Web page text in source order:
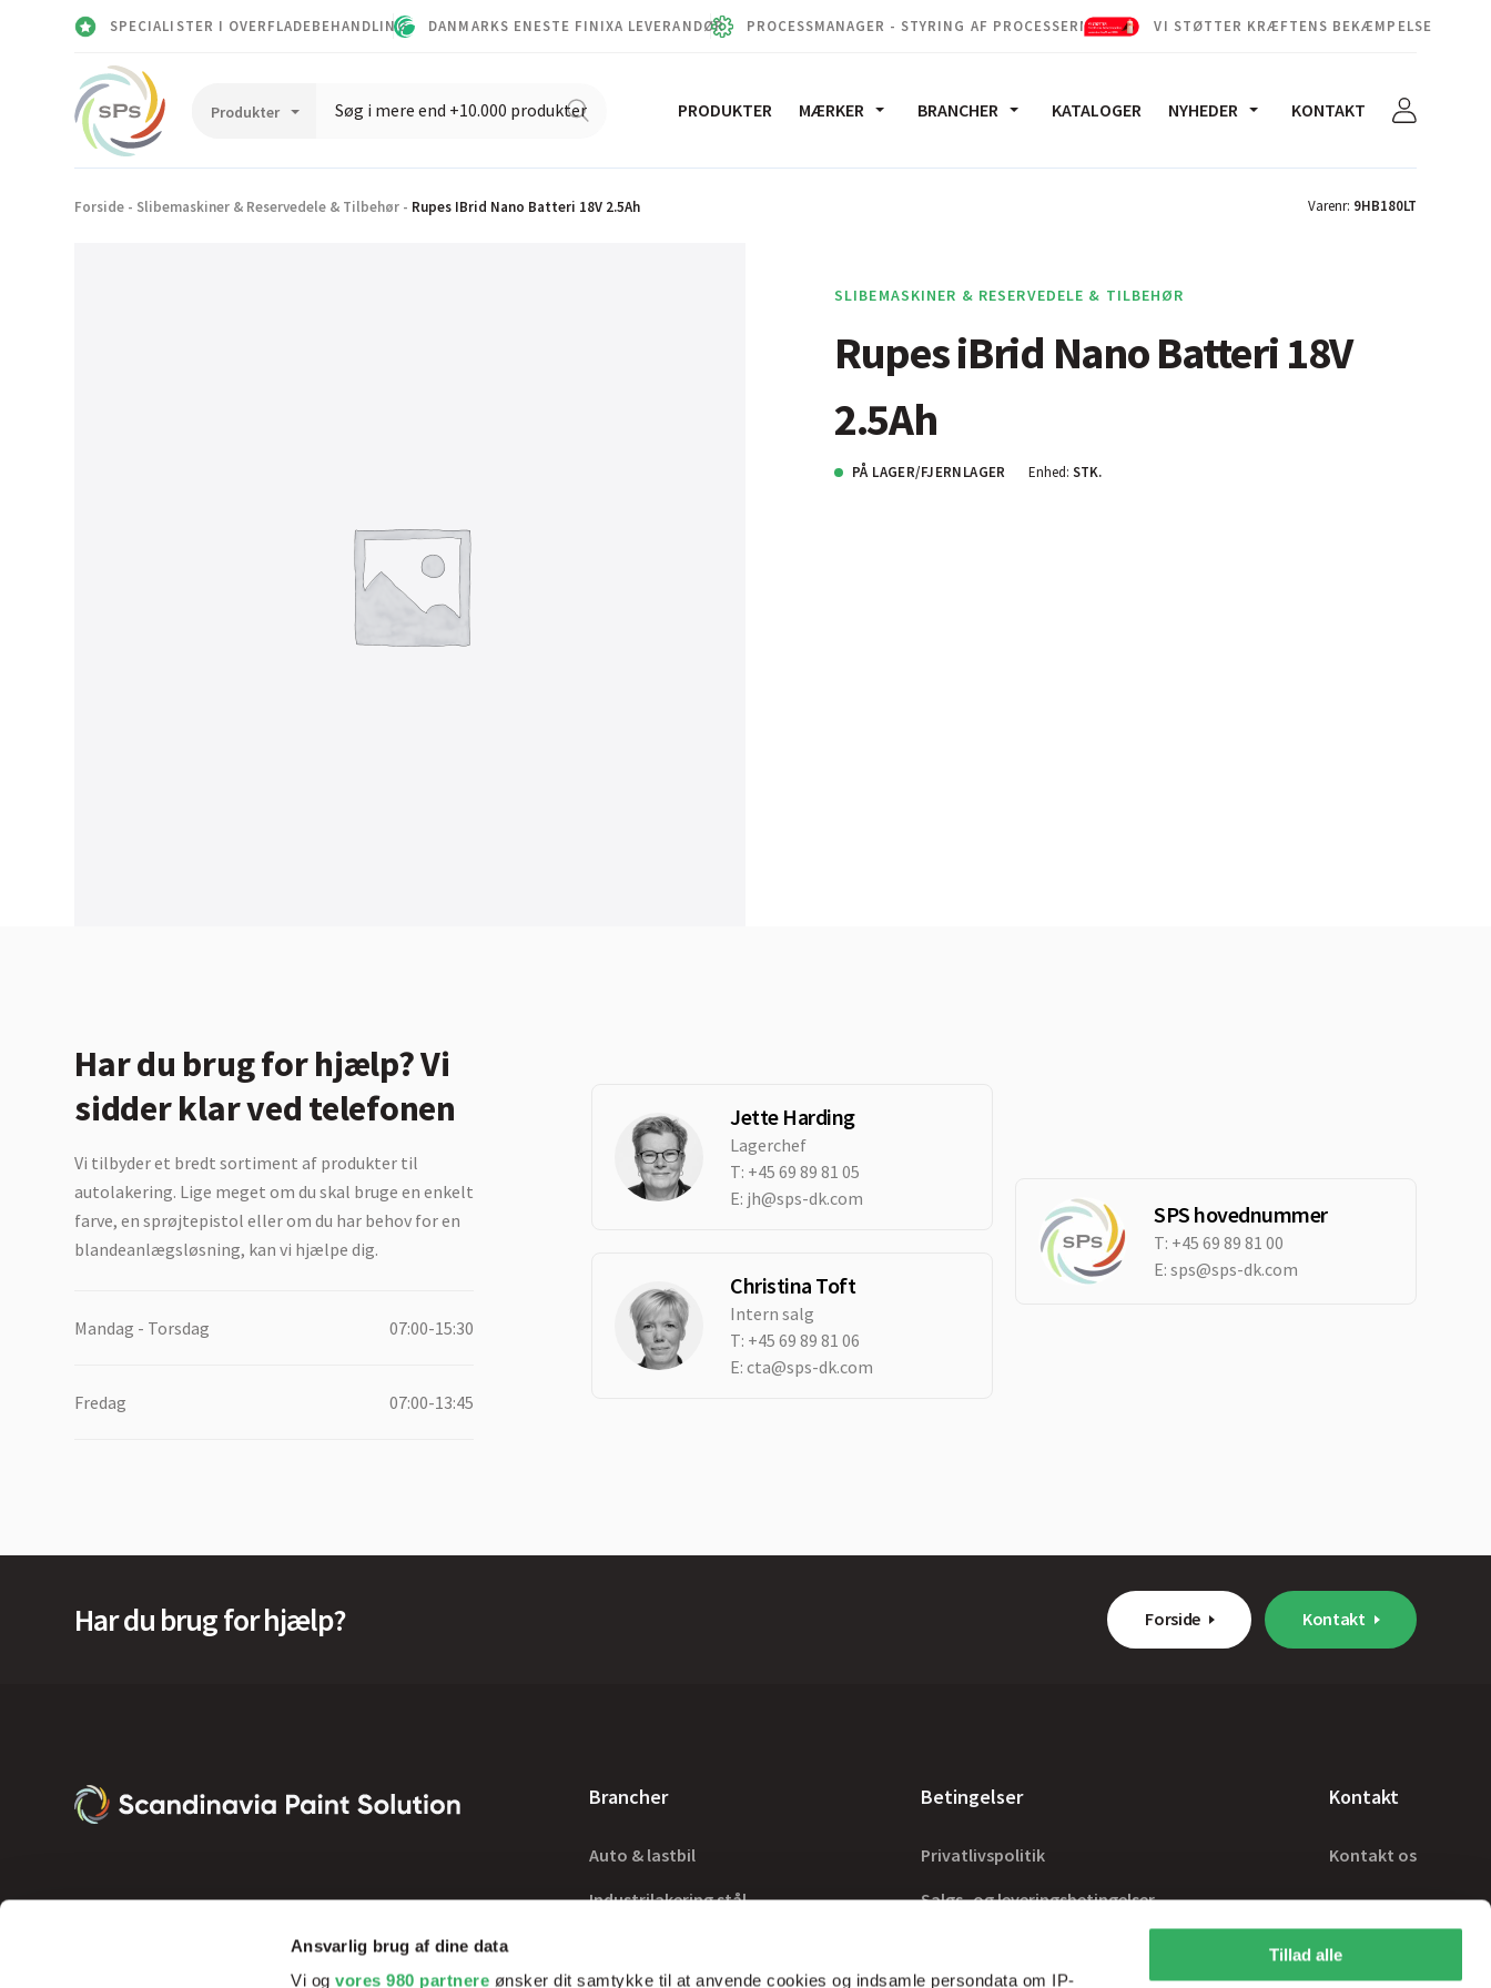
Ansvarlig brug af dine data
Vi ogvores 980 partnere ønsker dit samtykke til at anvende cookies og indsamle persondata om IP-
Tillad alle
SPECIALISTER I OVERFLADEBEHANDLING DANMARKS ENESTE FINIXA LEVERANDØR PROCESSMANAGER - STYRING AF PROCESSERNE VI STØTTER KRÆFTENS BEKÆMPELSE
PRODUKTER MÆRKER BRANCHER KATALOGER NYHEDER KONTAKT
Forside - Slibemaskiner & Reservedele & Tilbehør - Rupes IBrid Nano Batteri 18V 2.5Ah Varenr: 9HB180LT
SLIBEMASKINER & RESERVEDELE & TILBEHØR
Rupes iBrid Nano Batteri 18V
2.5Ah
PÅ LAGER/FJERNLAGER Enhed: STK.
Har du brug for hjælp? Vi
sidder klar ved telefonen
Vi tilbyder et bredt sortiment af produkter til
autolakering. Lige meget om du skal bruge en enkelt
farve, en sprøjtepistol eller om du har behov for en
blandeanlægsløsning, kan vi hjælpe dig.
Mandag - Torsdag 07:00-15:30
Fredag 07:00-13:45
Jette Harding
Lagerchef
T: +45 69 89 81 05
E: jh@sps-dk.com
Christina Toft
Intern salg
T: +45 69 89 81 06
E:cta@sps-dk.com
SPS hovednummer
T: +45 69 89 81 00
E: sps@sps-dk.com
Har du brug for hjælp? Forside Kontakt
Brancher
Auto & lastbil
Industrilakering stål
Betingelser
Privatlivspolitik
Salgs- og leveringsbetingelser
Kontakt
Kontakt os